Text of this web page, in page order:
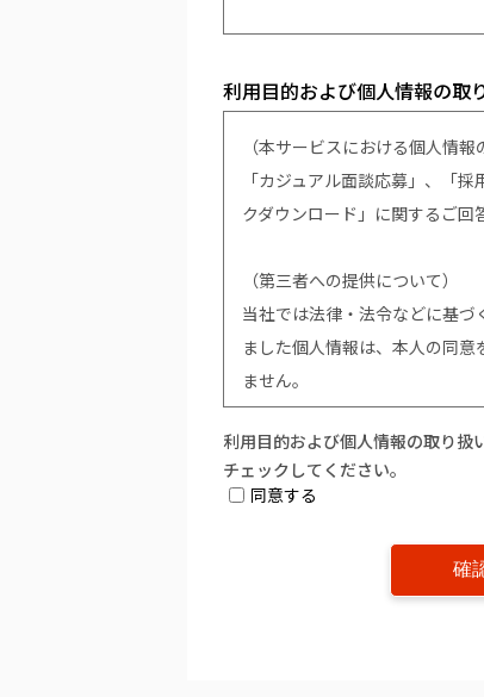
利用目的および個人情報の取
（本サービスにおける個人情報
「カジュアル面談応募」、「
クダウンロード」に関するご回
（第三者への提供について）
当社では法律・法令などに基
ました個人情報は、本人の同
ません。
（個人情報提供の任意性につい
個人情報の提供は原則任意です
ご提供ができません。
利用目的および個人情報の取り扱
チェックしてください。
同意する